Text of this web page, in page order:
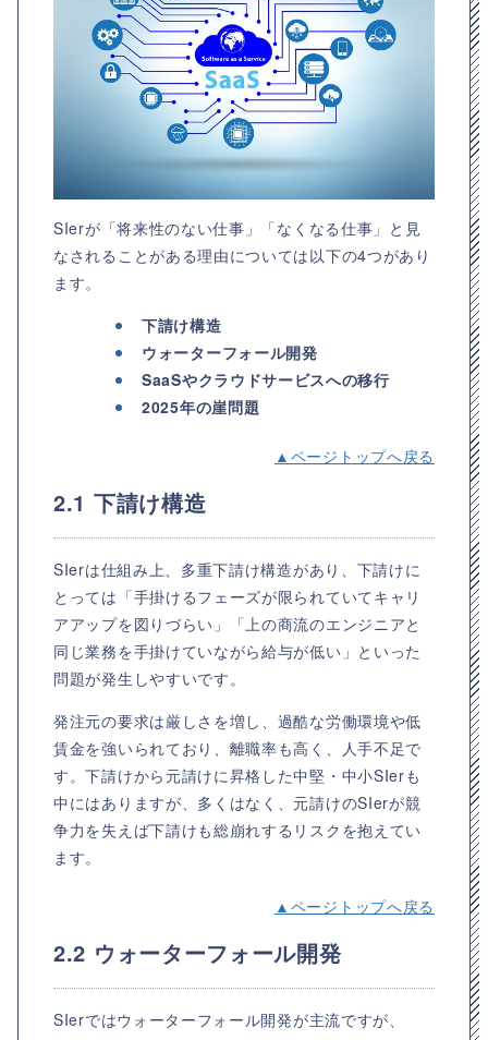
SIerが「将来性のない仕事」「なくなる仕事」と見
なされることがある理由については以下の4つがあり
ます。
下請け構造
ウォーターフォール開発
SaaSやクラウドサービスへの移行
2025年の崖問題
▲ページトップへ戻る
2.1 下請け構造
SIerは仕組み上、多重下請け構造があり、下請けに
とっては「手掛けるフェーズが限られていてキャリ
アアップを図りづらい」「上の商流のエンジニアと
同じ業務を手掛けていながら給与が低い」といった
問題が発生しやすいです。
発注元の要求は厳しさを増し、過酷な労働環境や低
賃金を強いられており、離職率も高く、人手不足で
す。下請けから元請けに昇格した中堅・中小SIerも
中にはありますが、多くはなく、元請けのSIerが競
争力を失えば下請けも総崩れするリスクを抱えてい
ます。
▲ページトップへ戻る
2.2 ウォーターフォール開発
SIerではウォーターフォール開発が主流ですが、